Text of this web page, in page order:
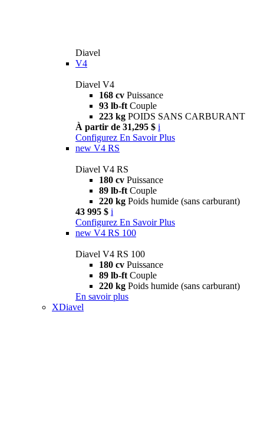
Diavel
V4
Diavel V4
168 cv Puissance
93 lb-ft Couple
223 kg POIDS SANS CARBURANT
À partir de 31,295 $ i
Configurez En Savoir Plus
new V4 RS
Diavel V4 RS
180 cv Puissance
89 lb-ft Couple
220 kg Poids humide (sans carburant)
43 995 $ i
Configurez En Savoir Plus
new V4 RS 100
Diavel V4 RS 100
180 cv Puissance
89 lb-ft Couple
220 kg Poids humide (sans carburant)
En savoir plus
XDiavel